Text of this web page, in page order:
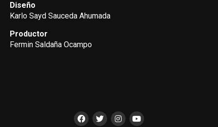
Diseño
Karlo Sayd Sauceda Ahumada
Productor
Fermin Saldaña Ocampo